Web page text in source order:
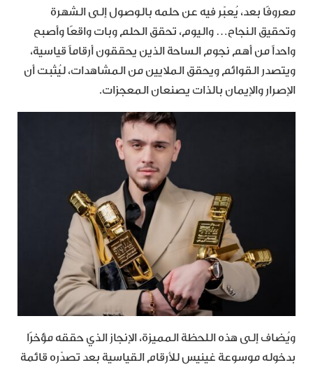
معروفًا بعد، يُعبّر فيه عن حلمه بالوصول إلى الشهرة
وتحقيق النجاح… واليوم، تحقق الحلم وبات واقعًا وأصبح
واحداً من أهم نجوم الساحة الذين يحققون أرقاماً قياسية،
ويتصدر القوائم ويحقق الملايين من المشاهدات، ليُثبت أن
الإصرار والإيمان بالذات يصنعان المعجزات.
ويُضاف إلى هذه اللحظة المميزة، الإنجاز الذي حققه مؤخرًا
بدخوله موسوعة غينيس للأرقام القياسية بعد تصدّره قائمة